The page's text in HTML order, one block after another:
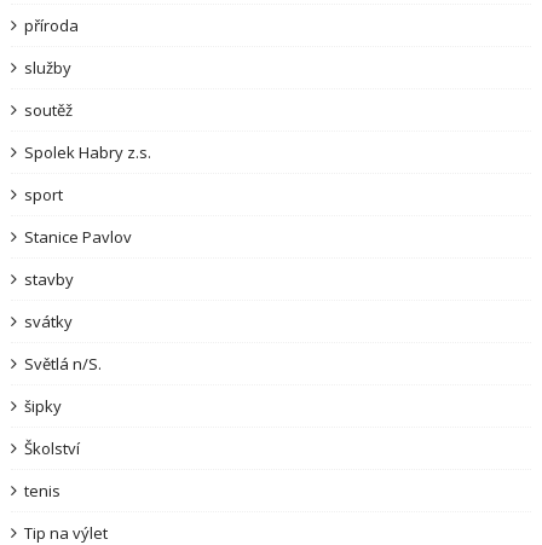
příroda
služby
soutěž
Spolek Habry z.s.
sport
Stanice Pavlov
stavby
svátky
Světlá n/S.
šipky
Školství
tenis
Tip na výlet